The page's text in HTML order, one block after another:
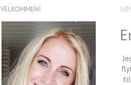
til
VELKOMMEN!